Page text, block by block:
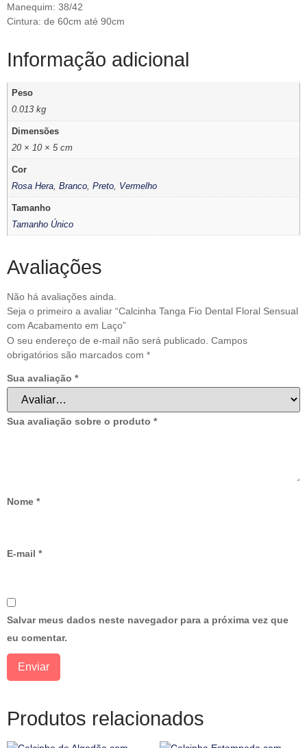
Manequim: 38/42
Cintura: de 60cm até 90cm
Informação adicional
Peso
0.013 kg
Dimensões
20 × 10 × 5 cm
Cor
Rosa Hera,Branco,Preto, Vermelho
Tamanho
Tamanho Único
Avaliações
Não há avaliações ainda.
Seja o primeiro a avaliar “Calcinha Tanga Fio Dental Floral Sensual
com Acabamento em Laço”
O seu endereço de e-mail não será publicado. Campos
obrigatórios são marcados com *
Sua avaliação *
Sua avaliação sobre o produto *
Nome *
E-mail *
Salvar meus dados neste navegador para a próxima vez que
eu comentar.
Produtos relacionados